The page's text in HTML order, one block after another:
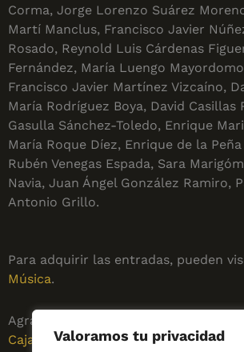
Valoramos tu privacidad
Corma, Jorge Lorenzo Suárez
Martí Manclus, Francisco Javier
Rosado, Reynold Luis Cárdenas
Fernández, María Luengo
Francisco Javier Martínez Vizcaíno,
María Rodríguez Boya, David
Gasulla Sánchez-Toledo, Enrique
María Roque Díez, Enrique de la
Rubén Venegas Espada, Sara
Navia, Juan Ángel González Ramiro,
Antonio Grillo.
Para adquirir las entradas, pueden
Música.
Agradecer a las empresas
Cajalmendralejo, Cisnera Música, CC